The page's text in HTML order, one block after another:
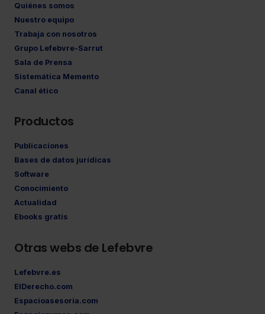
Quiénes somos
Nuestro equipo
Trabaja con nosotros
Grupo Lefebvre-Sarrut
Sala de Prensa
Sistemática Memento
Canal ético
Productos
Publicaciones
Bases de datos jurídicas
Software
Conocimiento
Actualidad
Ebooks gratis
Otras webs de Lefebvre
Lefebvre.es
ElDerecho.com
Espacioasesoria.com